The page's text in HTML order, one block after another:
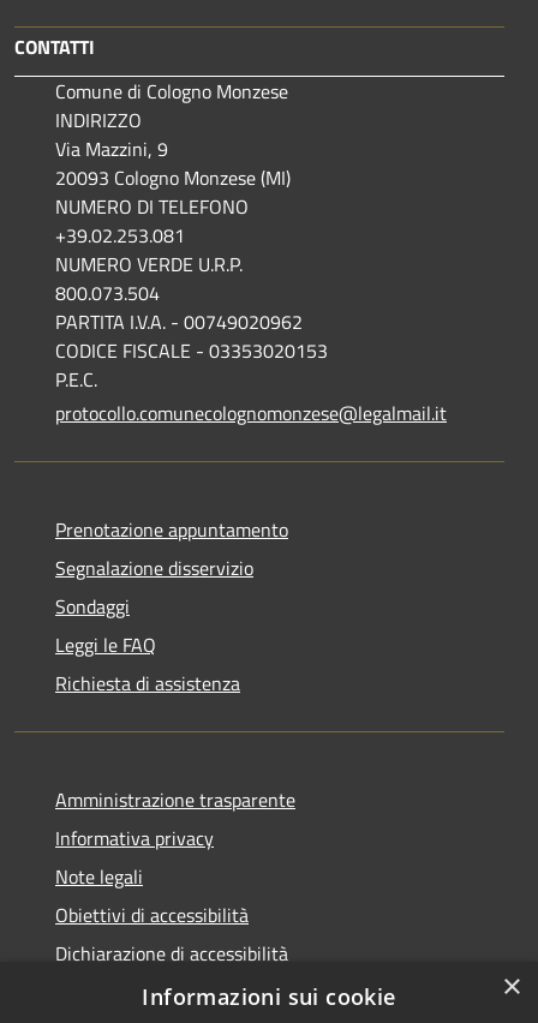
CONTATTI
Comune di Cologno Monzese
INDIRIZZO
Via Mazzini, 9
20093 Cologno Monzese (MI)
NUMERO DI TELEFONO
+39.02.253.081
NUMERO VERDE U.R.P.
800.073.504
PARTITA I.V.A. - 00749020962
CODICE FISCALE - 03353020153
P.E.C.
protocollo.comunecolognomonzese@legalmail.it
Prenotazione appuntamento
Segnalazione disservizio
Sondaggi
Leggi le FAQ
Richiesta di assistenza
Amministrazione trasparente
Informativa privacy
Note legali
Obiettivi di accessibilità
Dichiarazione di accessibilità
Open Data
×
Informazioni sui cookie